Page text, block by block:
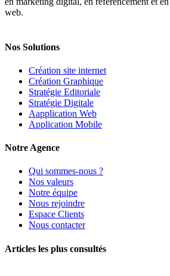
web.
Nos Solutions
Création site internet
Création Graphique
Stratégie Editoriale
Stratégie Digitale
Aapplication Web
Application Mobile
Notre Agence
Qui sommes-nous ?
Nos valeurs
Notre équipe
Nous rejoindre
Espace Clients
Nous contacter
Articles les plus consultés